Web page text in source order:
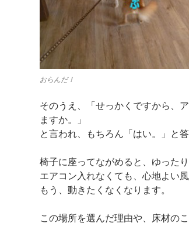
おらんだ！
そのうえ、「せっかくですから、
ますか。」
と言われ、もちろん「はい。」と答
椅子に座ってながめると、ゆったり
エアコン入れなくても、心地よい
もう、動きたくなくなります。
この場所を選んだ理由や、床材の